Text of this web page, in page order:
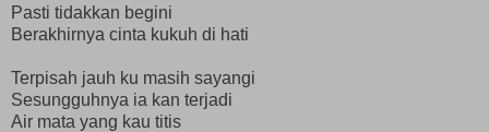
Pasti tidakkan begini
Berakhirnya cinta kukuh di hati
Terpisah jauh ku masih sayangi
Sesungguhnya ia kan terjadi
Air mata yang kau titis